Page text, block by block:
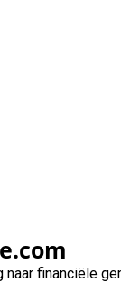
naar financiële